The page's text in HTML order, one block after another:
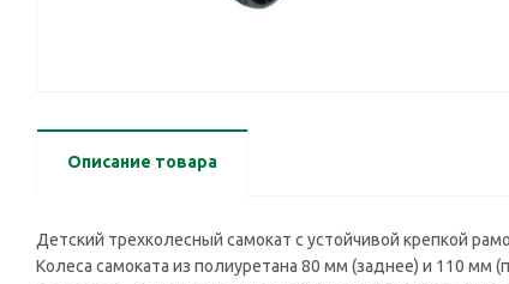
Описание товара
Детский трехколесный самокат с устойчивой крепкой
Колеса самоката из полиуретана 80 мм (заднее) и 110